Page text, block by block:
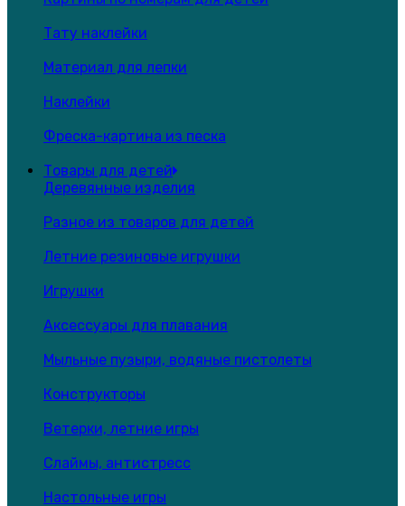
Тату наклейки
Материал для лепки
Наклейки
Фреска-картина из песка
Товары для детей
Деревянные изделия
Разное из товаров для детей
Летние резиновые игрушки
Игрушки
Аксессуары для плавания
Мыльные пузыри, водяные пистолеты
Конструкторы
Ветерки, летние игры
Слаймы, антистресс
Настольные игры